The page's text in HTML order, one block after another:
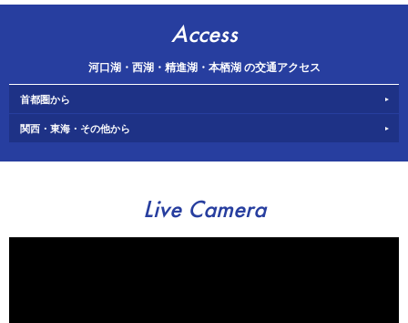
Access
河口湖・西湖・精進湖・本栖湖 の交通アクセス
首都圏から
関西・東海・その他から
Live Camera